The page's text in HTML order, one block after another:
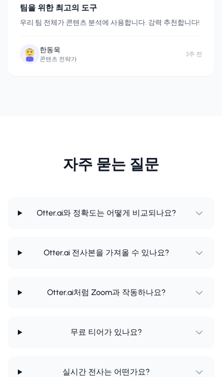
팀을 위한 최고의 도구
우리 팀 전체가 콘텐츠 분석에 사용합니다. 강력 추천합니다!
한동욱
콘텐츠 전략가
3주 전
자주 묻는 질문
Otter.ai와 정확도는 어떻게 비교되나요?
Otter.ai 전사본을 가져올 수 있나요?
Otter.ai처럼 Zoom과 작동하나요?
무료 티어가 있나요?
실시간 전사는 어떤가요?